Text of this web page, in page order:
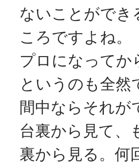
ないことができ
ころですよね。
プロになってか
というのも全然
間中ならそれが
台裏から見て、
裏から見る。何